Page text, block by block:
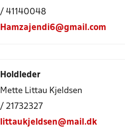
/ 41140048
Hamzajendi6@gmail.com
Holdleder
Mette Littau Kjeldsen
/ 21732327
littaukjeldsen@mail.dk